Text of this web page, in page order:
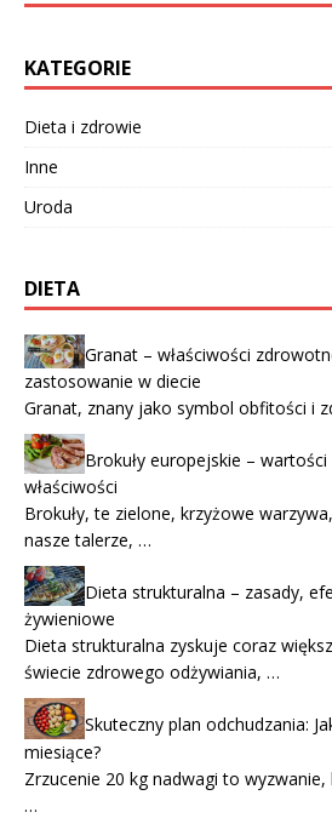
KATEGORIE
Dieta i zdrowie
Inne
Uroda
DIETA
Granat – właściwości
zastosowanie w diecie
Granat, znany jako symbol obfitości i
Brokuły europejskie –
właściwości
Brokuły, te zielone, krzyżowe
nasze talerze, …
Dieta strukturalna – zasady,
żywieniowe
Dieta strukturalna zyskuje coraz
świecie zdrowego odżywiania, …
Skuteczny plan odchudzania:
miesiące?
Zrzucenie 20 kg nadwagi to
…